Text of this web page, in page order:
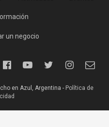
un negocio
en Azul, Argentina - Política de